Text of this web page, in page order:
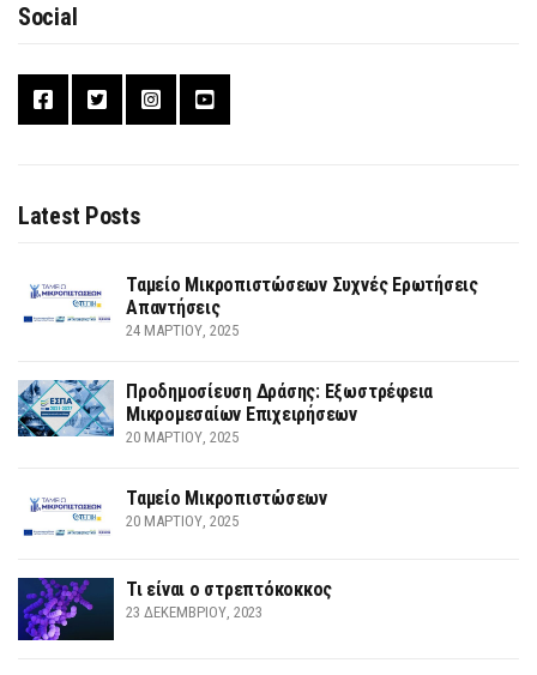
Social
Latest Posts
Ταμείο Μικροπιστώσεων Συχνές Ερωτήσεις
Απαντήσεις
24 ΜΑΡΤΊΟΥ, 2025
Προδημοσίευση Δράσης: Εξωστρέφεια
Μικρομεσαίων Επιχειρήσεων
20 ΜΑΡΤΊΟΥ, 2025
Ταμείο Μικροπιστώσεων
20 ΜΑΡΤΊΟΥ, 2025
Τι είναι ο στρεπτόκοκκος
23 ΔΕΚΕΜΒΡΊΟΥ, 2023